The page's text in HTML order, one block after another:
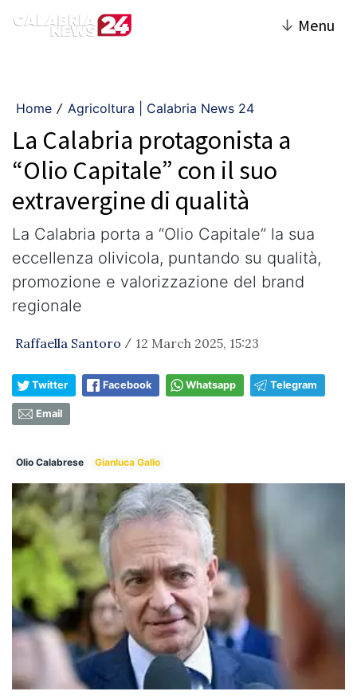
↓ Menu
Home / Agricoltura | Calabria News 24
La Calabria protagonista a
“Olio Capitale” con il suo
extravergine di qualità
La Calabria porta a “Olio Capitale” la sua
eccellenza olivicola, puntando su qualità,
promozione e valorizzazione del brand
regionale
Raffaella Santoro / 12 March 2025, 15:23
Twitter Facebook Whatsapp Telegram
Email
Olio Calabrese Gianluca Gallo